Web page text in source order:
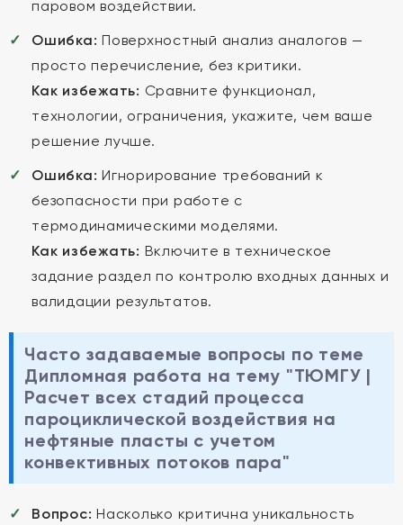
паровом воздействии.
Ошибка: Поверхностный анализ аналогов —
просто перечисление, без критики.
Как избежать: Сравните функционал,
технологии, ограничения, укажите, чем ваше
решение лучше.
Ошибка: Игнорирование требований к
безопасности при работе с
термодинамическими моделями.
Как избежать: Включите в техническое
задание раздел по контролю входных данных и
валидации результатов.
Часто задаваемые вопросы по теме
Дипломная работа на тему "ТЮМГУ |
Расчет всех стадий процесса
пароциклической воздействия на
нефтяные пласты с учетом
конвективных потоков пара"
Вопрос: Насколько критична уникальность